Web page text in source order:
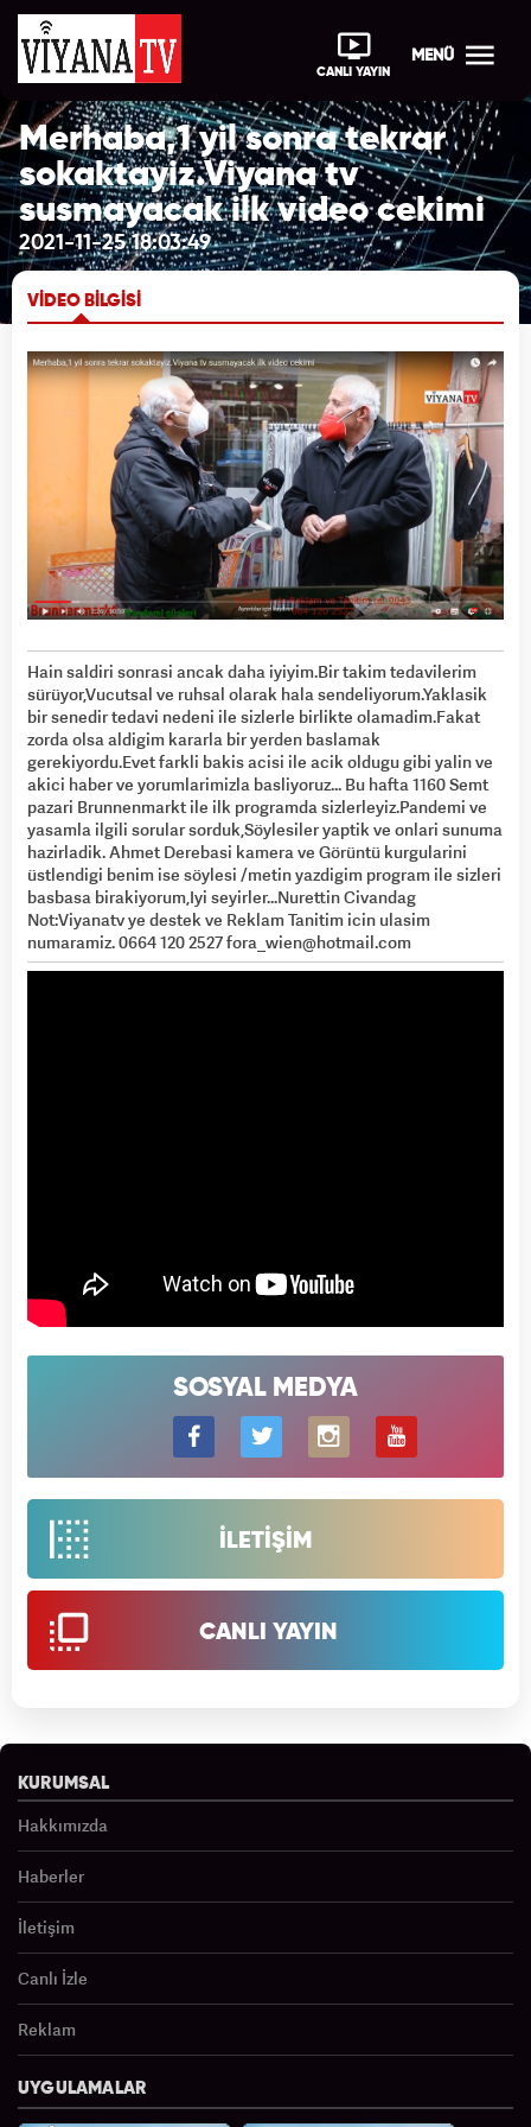
CANLI YAYIN
MENÜ
Merhaba,1 yil sonra tekrar
sokaktayiz.Viyana tv
susmayacak ilk video cekimi
2021-11-25 18:03:49
VİDEO BİLGİSİ
Hain saldiri sonrasi ancak daha iyiyim.Bir takim tedavilerim
sürüyor,Vucutsal ve ruhsal olarak hala sendeliyorum.Yaklasik
bir senedir tedavi nedeni ile sizlerle birlikte olamadim.Fakat
zorda olsa aldigim kararla bir yerden baslamak
gerekiyordu.Evet farkli bakis acisi ile acik oldugu gibi yalin ve
akici haber ve yorumlarimizla basliyoruz... Bu hafta 1160 Semt
pazari Brunnenmarkt ile ilk programda sizlerleyiz.Pandemi ve
yasamla ilgili sorular sorduk,Söylesiler yaptik ve onlari sunuma
hazirladik. Ahmet Derebasi kamera ve Görüntü kurgularini
üstlendigi benim ise söylesi /metin yazdigim program ile sizleri
basbasa birakiyorum,Iyi seyirler...Nurettin Civandag
Not:Viyanatv ye destek ve Reklam Tanitim icin ulasim
numaramiz. 0664 120 2527fora_wien@hotmail.com
SOSYAL MEDYA
İLETİŞİM
CANLI YAYIN
KURUMSAL
Hakkımızda
Haberler
İletişim
Canlı İzle
Reklam
UYGULAMALAR